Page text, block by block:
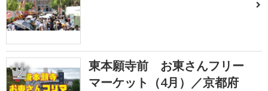
2
東本願寺前 お東さんフリー
マーケット（4月）／京都府